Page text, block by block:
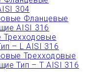
304
Фланцевые
AISI 316
– L AISI 316
Трехходовые
Тип – T AISI 316